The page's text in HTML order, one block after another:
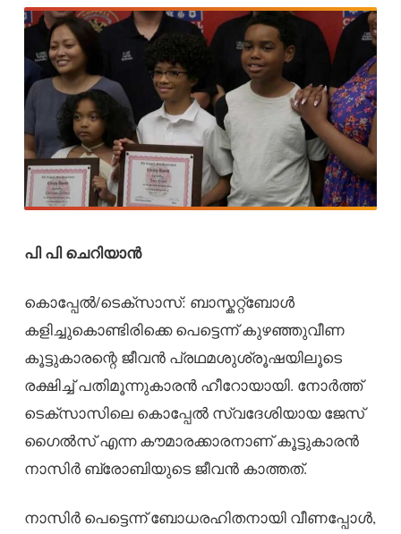
പി പി ചെറിയാൻ
കൊപ്പേൽ/ടെക്സാസ്: ബാസ്കറ്റ്‌ബോൾ
കളിച്ചുകൊണ്ടിരിക്കെ പെട്ടെന്ന് കുഴഞ്ഞുവീണ
കൂട്ടുകാരന്റെ ജീവൻ പ്രഥമശുശ്രൂഷയിലൂടെ
രക്ഷിച്ച് പതിമൂന്നുകാരൻ ഹീറോയായി. നോർത്ത്
ടെക്സാസിലെ കൊപ്പേൽ സ്വദേശിയായ ജേസ്
ഗൈൽസ് എന്ന കൗമാരക്കാരനാണ് കൂട്ടുകാരൻ
നാസിർ ബ്രോബിയുടെ ജീവൻ കാത്തത്.
നാസിർ പെട്ടെന്ന് ബോധരഹിതനായി വീണപ്പോൾ,